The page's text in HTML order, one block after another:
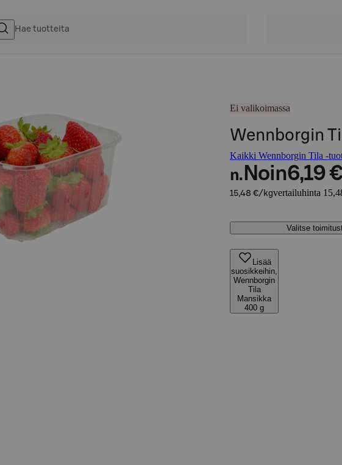
Ei valikoimassa
Wennborgin
Kaikki Wennborgin Tila -
n. Noin6,19 €
15,48 €/kgvertailuhinta
Valitse
Lisää
suosikkeihin,
Wennborgin
Tila
Mansikka
400 g